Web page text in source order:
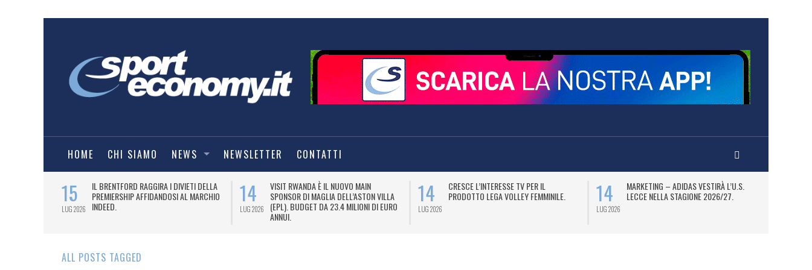
HOME CHI SIAMO NEWS NEWSLETTER CONTATTI
15
LUG 2026
IL BRENTFORD RAGGIRA I DIVIETI DELLA
PREMIERSHIP AFFIDANDOSI AL MARCHIO
INDEED.
14
LUG 2026
VISIT RWANDA È IL NUOVO MAIN
SPONSOR DI MAGLIA DELL’ASTON VILLA
(EPL). BUDGET DA 23.4 MILIONI DI EURO
ANNUI.
14
LUG 2026
CRESCE L’INTERESSE TV PER IL
PRODOTTO LEGA VOLLEY FEMMINILE.
14
LUG 2026
MARKETING – ADIDAS VESTIRÀ L’U.S.
LECCE NELLA STAGIONE 2026/27.
ALL POSTS TAGGED